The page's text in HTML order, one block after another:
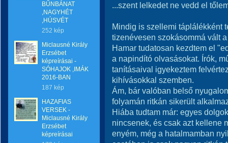
BŰNBÁNAT
,NAGYHÉT
,HÚSVÉT
252 kép
Miclausné Király
Erzsébet
képreírásai -
SÓHAJOK ,IMÁK
2016-BAN
187 kép
HAZAFIAS
VERSEK -
Miclausné Király
Erzsébet
képreírásai
...szent lelkedet ne vedd el
Mindig is szellemi táplálékként
tizenévesen szokásommá vált
Hamar tudatosan kezdtem el
a napindító olvasásokat. Írók,
tanításaival igyekeztem
kihívásokkal szemben.
Ám, bár valóban belső
folyamán ritkán sikerült
Hiába tudtam már: egyes
nincsenek, és csak azt kellene
enyém, még a hatalmamban